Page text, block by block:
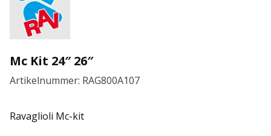
Mc Kit 24″ 26″
Artikelnummer: RAG800A107
Ravaglioli Mc-kit